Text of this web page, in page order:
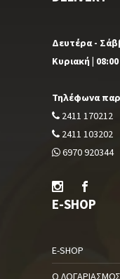
Δευτέρα -
Κυριακή |
Τηλέφωνα
2411 170212
2411 103202
6970 920344
E-SHOP
E-SHOP
Ο